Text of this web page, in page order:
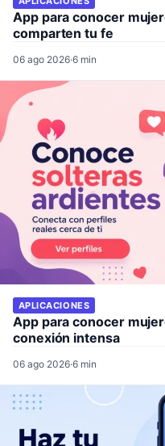
App para conocer
comparten tu fe
06 ago 2026·6 min
APLICACIONES
App para conocer
conexión intensa
06 ago 2026·6 min